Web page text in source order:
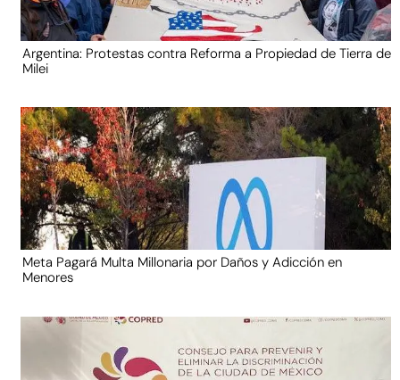
Argentina: Protestas contra Reforma a Propiedad de Tierra de
Milei
Meta Pagará Multa Millonaria por Daños y Adicción en
Menores